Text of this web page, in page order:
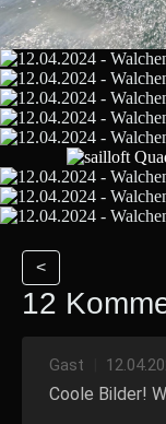
<
12
Gast
Coole Bilder!